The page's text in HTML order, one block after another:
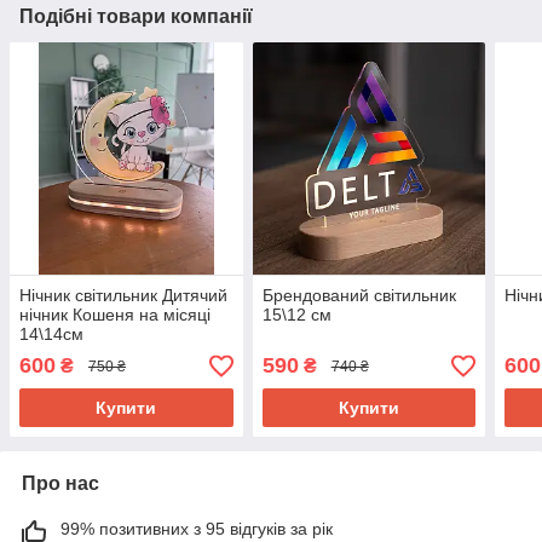
Подібні товари компанії
Нічник світильник Дитячий
нічник Кошеня на місяці
14\14см
600 ₴ 750 ₴
Купити
Брендований світильник
15\12 см
590₴ 740 ₴
Купити
600
Про нас
99% позитивних з 95 відгуків за рік